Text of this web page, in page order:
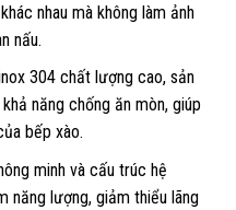
nhau mà không làm ảnh
nấu.
304 chất lượng cao, sản
năng chống ăn mòn, giúp
bếp xào.
minh và cấu trúc hệ
năng lượng, giảm thiểu lãng